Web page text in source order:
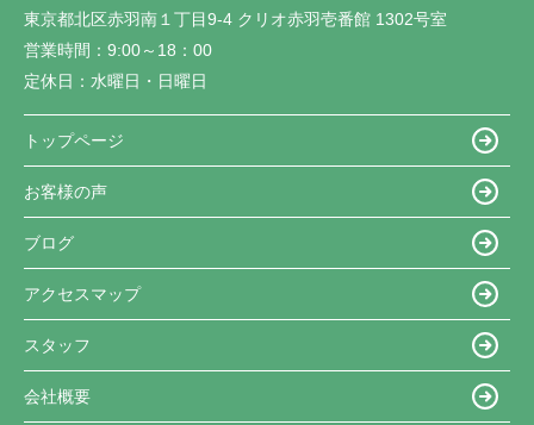
東京都北区赤羽南１丁目9-4 クリオ赤羽壱番館 1302号室
営業時間： 9:00～18：00
定休日： 水曜日・日曜日
トップページ
お客様の声
ブログ
アクセスマップ
スタッフ
会社概要